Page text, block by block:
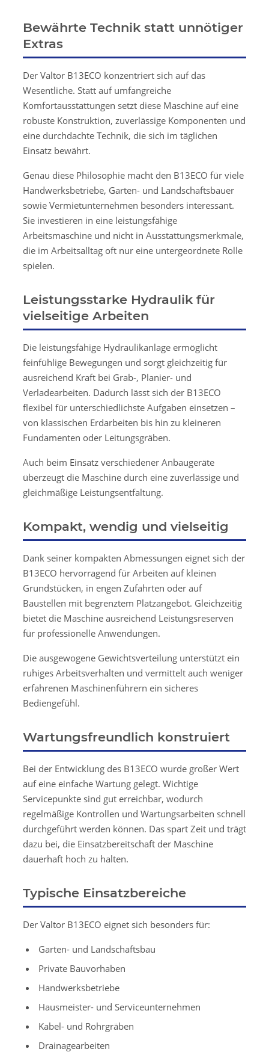
Bewährte Technik statt unnötiger
Extras
Der Valtor B13ECO konzentriert sich auf das
Wesentliche. Statt auf umfangreiche
Komfortausstattungen setzt diese Maschine auf eine
robuste Konstruktion, zuverlässige Komponenten und
eine durchdachte Technik, die sich im täglichen
Einsatz bewährt.
Genau diese Philosophie macht den B13ECO für viele
Handwerksbetriebe, Garten- und Landschaftsbauer
sowie Vermietunternehmen besonders interessant.
Sie investieren in eine leistungsfähige
Arbeitsmaschine und nicht in Ausstattungsmerkmale,
die im Arbeitsalltag oft nur eine untergeordnete Rolle
spielen.
Leistungsstarke Hydraulik für
vielseitige Arbeiten
Die leistungsfähige Hydraulikanlage ermöglicht
feinfühlige Bewegungen und sorgt gleichzeitig für
ausreichend Kraft bei Grab-, Planier- und
Verladearbeiten. Dadurch lässt sich der B13ECO
flexibel für unterschiedlichste Aufgaben einsetzen –
von klassischen Erdarbeiten bis hin zu kleineren
Fundamenten oder Leitungsgräben.
Auch beim Einsatz verschiedener Anbaugeräte
überzeugt die Maschine durch eine zuverlässige und
gleichmäßige Leistungsentfaltung.
Kompakt, wendig und vielseitig
Dank seiner kompakten Abmessungen eignet sich der
B13ECO hervorragend für Arbeiten auf kleinen
Grundstücken, in engen Zufahrten oder auf
Baustellen mit begrenztem Platzangebot. Gleichzeitig
bietet die Maschine ausreichend Leistungsreserven
für professionelle Anwendungen.
Die ausgewogene Gewichtsverteilung unterstützt ein
ruhiges Arbeitsverhalten und vermittelt auch weniger
erfahrenen Maschinenführern ein sicheres
Bediengefühl.
Wartungsfreundlich konstruiert
Bei der Entwicklung des B13ECO wurde großer Wert
auf eine einfache Wartung gelegt. Wichtige
Servicepunkte sind gut erreichbar, wodurch
regelmäßige Kontrollen und Wartungsarbeiten schnell
durchgeführt werden können. Das spart Zeit und trägt
dazu bei, die Einsatzbereitschaft der Maschine
dauerhaft hoch zu halten.
Typische Einsatzbereiche
Der Valtor B13ECO eignet sich besonders für:
Garten- und Landschaftsbau
Private Bauvorhaben
Handwerksbetriebe
Hausmeister- und Serviceunternehmen
Kabel- und Rohrgräben
Drainagearbeiten